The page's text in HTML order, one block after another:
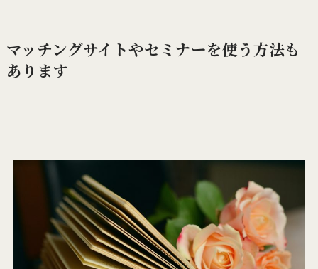
マッチングサイトやセミナーを使う方法も
あります